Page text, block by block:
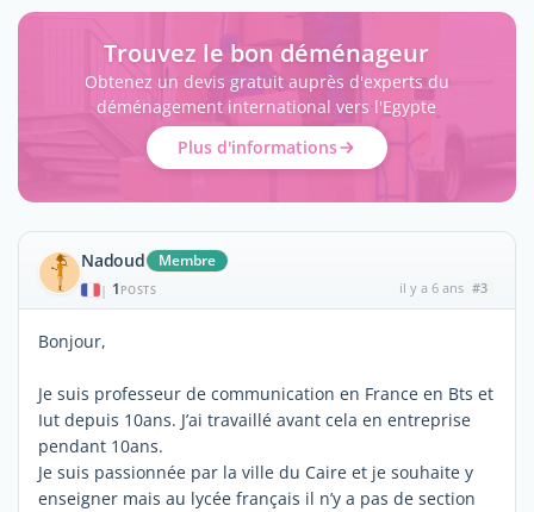
Trouvez le bon déménageur
Obtenez un devis gratuit auprès d'experts du
déménagement international vers l'Egypte
Plus d'informations
Nadoud Membre
| 1 POSTS il y a 6 ans #3
Bonjour,
Je suis professeur de communication en France en Bts et
Iut depuis 10ans. J’ai travaillé avant cela en entreprise
pendant 10ans.
Je suis passionnée par la ville du Caire et je souhaite y
enseigner mais au lycée français il n’y a pas de section